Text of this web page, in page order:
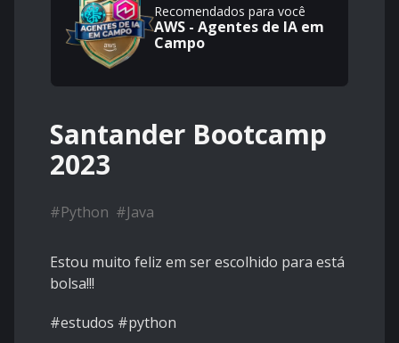
Recomendados para você
AWS - Agentes de IA em
Campo
Santander Bootcamp
2023
#Python #Java
Estou muito feliz em ser escolhido para está
bolsa!!!
#estudos #python